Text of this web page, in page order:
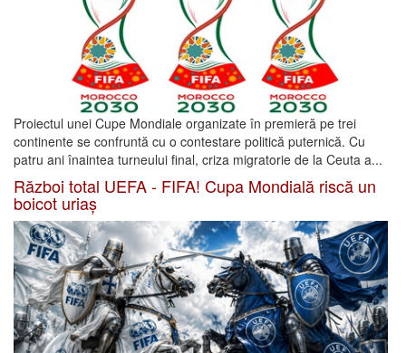
Proiectul unei Cupe Mondiale organizate în premieră pe trei
continente se confruntă cu o contestare politică puternică. Cu
patru ani înaintea turneului final, criza migratorie de la Ceuta a...
Război total UEFA - FIFA! Cupa Mondială riscă un
boicot uriaș